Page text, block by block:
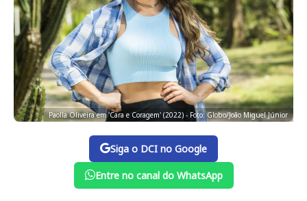
Paolla Oliveira em 'Cara e Coragem' (2022) - Foto: Globo/João Miguel Júnior
Siga o DCI no Google
Entre no canal do WhatsApp